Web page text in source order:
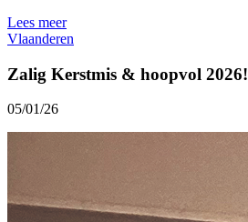
Lees meer
Vlaanderen
Zalig Kerstmis & hoopvol 2026!
05/01/26